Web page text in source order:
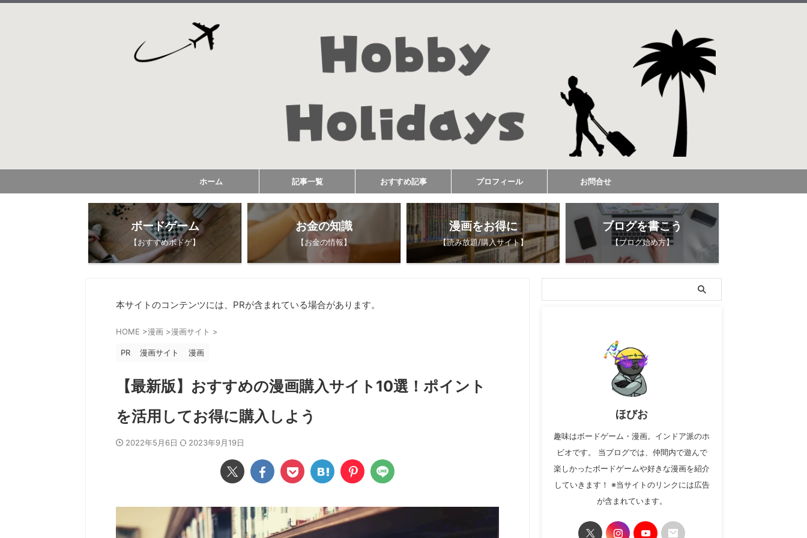
ホーム 記事一覧 おすすめ記事 プロフィール お問合せ
ボードゲーム
【おすすめボドゲ】
お金の知識
【お金の情報】
漫画をお得に
【読み放題/購入サイト】
ブログを書こう
【ブログ始め方】
本サイトのコンテンツには、PRが含まれている場合があります。
HOME >漫画 >漫画サイト >
PR 漫画サイト 漫画
【最新版】おすすめの漫画購入サイト10選！ポイント
を活用してお得に購入しよう
2022年5月6日 2023年9月19日
ほびお
趣味はボードゲーム・漫画。インドア派のホ
ビオです。 当ブログでは、仲間内で遊んで
楽しかったボードゲームや好きな漫画を紹介
していきます！ ※当サイトのリンクには広告
が含まれています。